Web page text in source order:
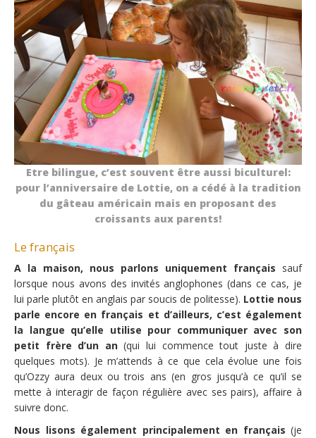
Etre bilingue, c’est souvent être aussi biculturel:
pour l’anniversaire de Lottie, on a cédé à la tradition
du gâteau américain mais en proposant des
croissants aux parents!
Le français
A la maison, nous parlons uniquement français sauf
lorsque nous avons des invités anglophones (dans ce cas, je
lui parle plutôt en anglais par soucis de politesse). Lottie nous
parle encore en français et d’ailleurs, c’est également
la langue qu’elle utilise pour communiquer avec son
petit frère d’un an(qui lui commence tout juste à dire
quelques mots). Je m’attends à ce que cela évolue une fois
qu’Ozzy aura deux ou trois ans (en gros jusqu’à ce qu’il se
mette à interagir de façon régulière avec ses pairs), affaire à
suivre donc.
Nous lisons également principalement en français (je